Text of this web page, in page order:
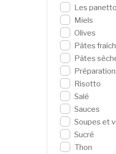
Les
Miels
Olives
Pâtes
Pâtes
Risotto
Salé
Sauces
Soupes et
Sucré
Thon